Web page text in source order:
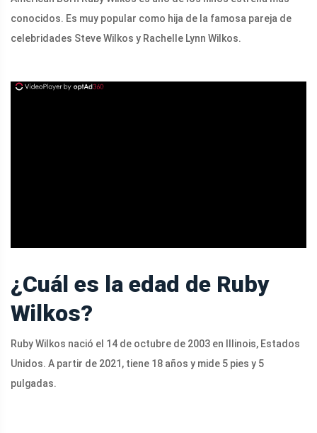
conocidos. Es muy popular como hija de la famosa pareja de
celebridades Steve Wilkos y Rachelle Lynn Wilkos.
¿Cuál es la edad de Ruby
Wilkos?
Ruby Wilkos nació el 14 de octubre de 2003 en Illinois, Estados
Unidos. A partir de 2021, tiene 18 años y mide 5 pies y 5
pulgadas.